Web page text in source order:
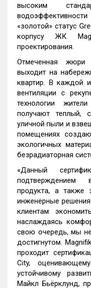
высоким
«золотой» статус
корпусу ЖК
проектирования.
Отмеченная жюри
выходит на
квартир. В каждой
вентиляции с
технологии
получают теплый,
уличной пыли и
помещениях
экологичных
безрадиаторная
«Данный
подтверждением
продукта, а также
инженерные
клиентам
наслаждаясь
свою очередь, мы не
достигнутом.
проходит
City,
устойчивому
Майкл Бьёрклунд,